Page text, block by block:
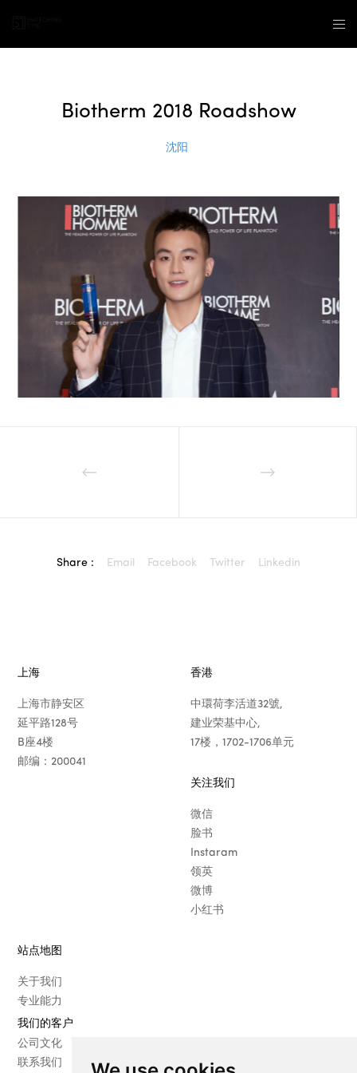
Biotherm 2018 Roadshow
沈阳
Share : Email Facebook Twitter Linkedin
上海
上海市静安区
延平路128号
B座4楼
邮编：200041
香港
中環荷李活道32號,
建业荣基中心,
17楼，1702-1706单元
关注我们
微信
脸书
Instaram
领英
微博
小红书
站点地图
关于我们
专业能力
我们的客户
· 时尚
· 美妆
公司文化
联系我们